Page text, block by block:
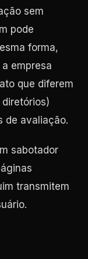
sem
pode
forma,
empresa
que diferem
de avaliação.
sabotador
transmitem